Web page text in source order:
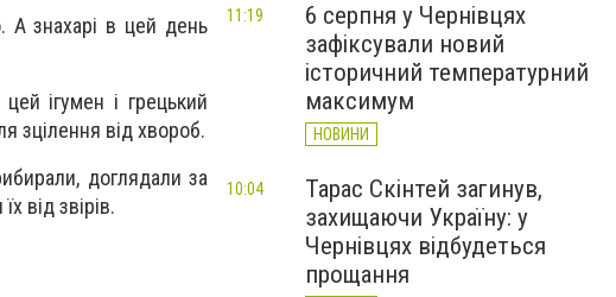
А знахарі в цей день
ігумен і грецький
зцілення від хвороб.
доглядали за
від звірів.
6 серпня у Чернівцях
зафіксували новий
історичний температурний
максимум
НОВИНИ
11:19
Тарас Скінтей загинув,
захищаючи Україну: у
Чернівцях відбудеться
прощання
10:04